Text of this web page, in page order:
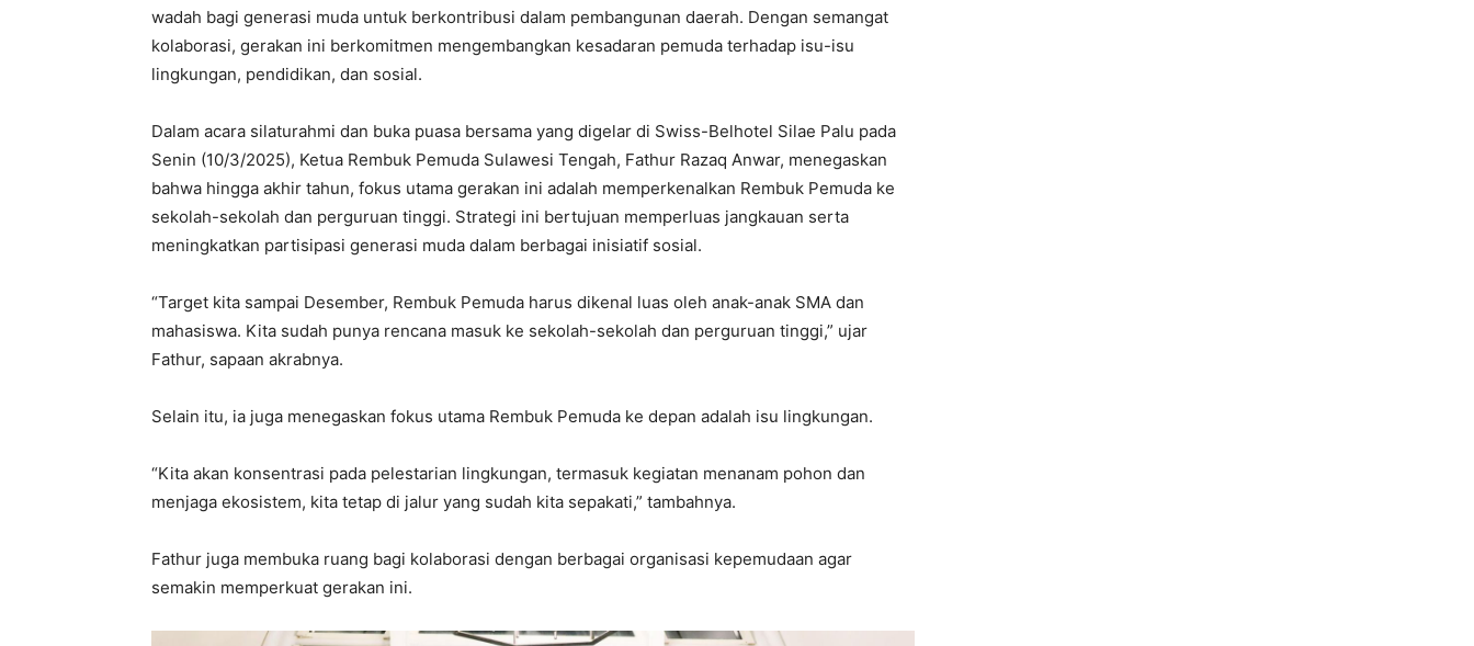
wadah bagi generasi muda untuk berkontribusi dalam pembangunan daerah. Dengan semangat
kolaborasi, gerakan ini berkomitmen mengembangkan kesadaran pemuda terhadap isu-isu
lingkungan, pendidikan, dan sosial.
Dalam acara silaturahmi dan buka puasa bersama yang digelar di Swiss-Belhotel Silae Palu pada
Senin (10/3/2025), Ketua Rembuk Pemuda Sulawesi Tengah, Fathur Razaq Anwar, menegaskan
bahwa hingga akhir tahun, fokus utama gerakan ini adalah memperkenalkan Rembuk Pemuda ke
sekolah-sekolah dan perguruan tinggi. Strategi ini bertujuan memperluas jangkauan serta
meningkatkan partisipasi generasi muda dalam berbagai inisiatif sosial.
“Target kita sampai Desember, Rembuk Pemuda harus dikenal luas oleh anak-anak SMA dan
mahasiswa. Kita sudah punya rencana masuk ke sekolah-sekolah dan perguruan tinggi,” ujar
Fathur, sapaan akrabnya.
Selain itu, ia juga menegaskan fokus utama Rembuk Pemuda ke depan adalah isu lingkungan.
“Kita akan konsentrasi pada pelestarian lingkungan, termasuk kegiatan menanam pohon dan
menjaga ekosistem, kita tetap di jalur yang sudah kita sepakati,” tambahnya.
Fathur juga membuka ruang bagi kolaborasi dengan berbagai organisasi kepemudaan agar
semakin memperkuat gerakan ini.